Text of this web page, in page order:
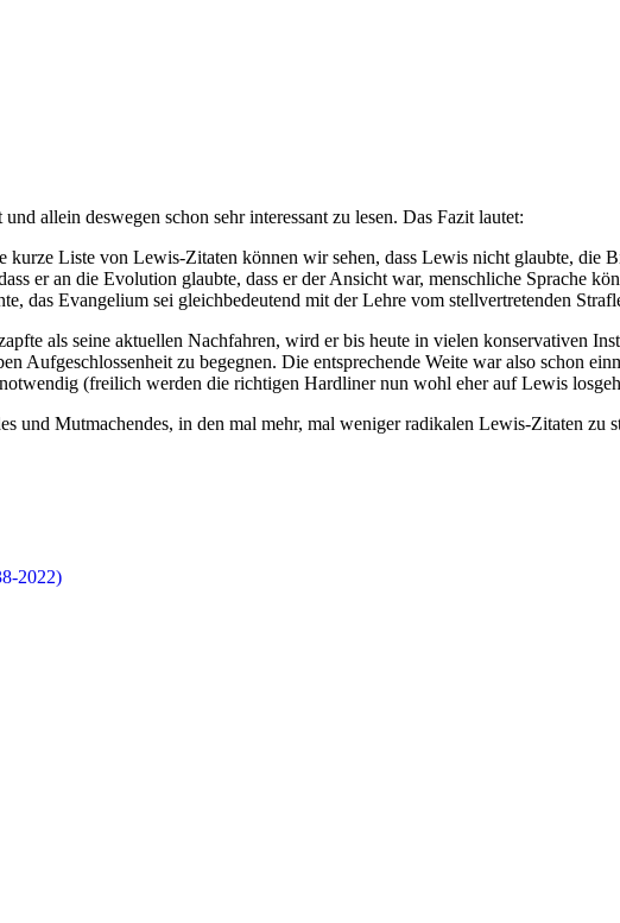
allein deswegen schon sehr interessant zu lesen. Das Fazit lautet:
kurze Liste von Lewis-Zitaten können wir sehen, dass Lewis nicht glaubte, die
er an die Evolution glaubte, dass er der Ansicht war, menschliche Sprache
das Evangelium sei gleichbedeutend mit der Lehre vom stellvertretenden
als seine aktuellen Nachfahren, wird er bis heute in vielen konservativen
Aufgeschlossenheit zu begegnen. Die entsprechende Weite war also schon
(freilich werden die richtigen Hardliner nun wohl eher auf Lewis
und Mutmachendes, in den mal mehr, mal weniger radikalen Lewis-Zitaten zu
2022)